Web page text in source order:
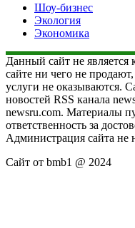
Шоу-бизнес
Экология
Экономика
Данный сайт не
сайте ни чего не
услуги не оказываются.
новостей RSS канала
newsru.com. Материалы
ответственность за
Администрация сайта не
Сайт от bmb1 @ 2024